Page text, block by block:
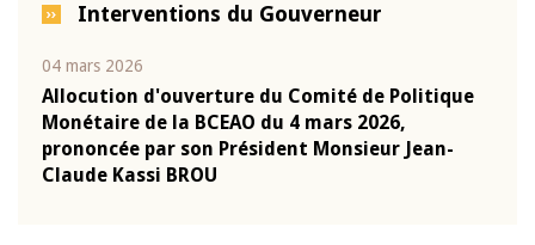
Interventions du Gouverneur
04 mars 2026
Allocution d'ouverture du Comité de Politique
Monétaire de la BCEAO du 4 mars 2026,
prononcée par son Président Monsieur Jean-
Claude Kassi BROU